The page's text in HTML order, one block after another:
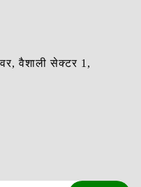
वैशाली सेक्टर 1,